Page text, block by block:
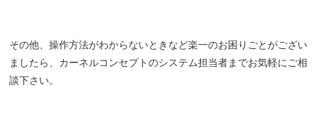
その他、操作方法がわからないときなど楽一のお困りごとがござい
ましたら、カーネルコンセプトのシステム担当者までお気軽にご相
談下さい。